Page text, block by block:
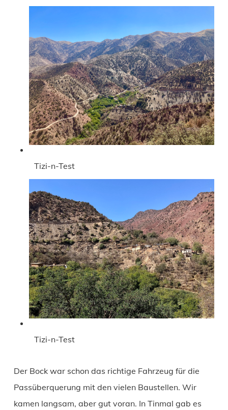
Tizi-n-Test
Tizi-n-Test
Der Bock war schon das richtige Fahrzeug für die
Passüberquerung mit den vielen Baustellen. Wir
kamen langsam, aber gut voran. In Tinmal gab es